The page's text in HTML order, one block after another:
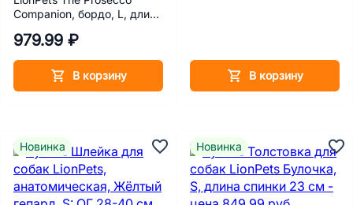
Companion, бордо, L, длина
979.99 ₽
В корзину В корзину
Новинка Новинка